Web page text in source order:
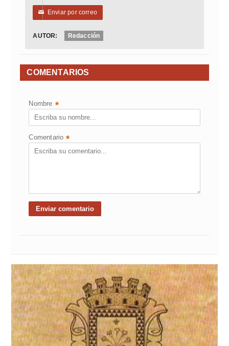
✉ Enviar por correo
AUTOR: Redacción
COMENTARIOS
Nombre *
Comentario *